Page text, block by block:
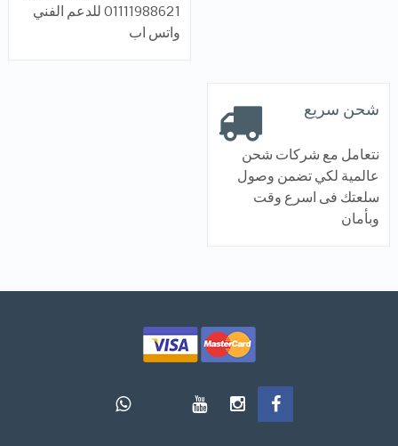
01111988621 للدعم الفني
واتس اب
شحن سريع
نتعامل مع شركات شحن
عالمية لكي تضمن وصول
سلعتك فى اسرع وقت
وبأمان